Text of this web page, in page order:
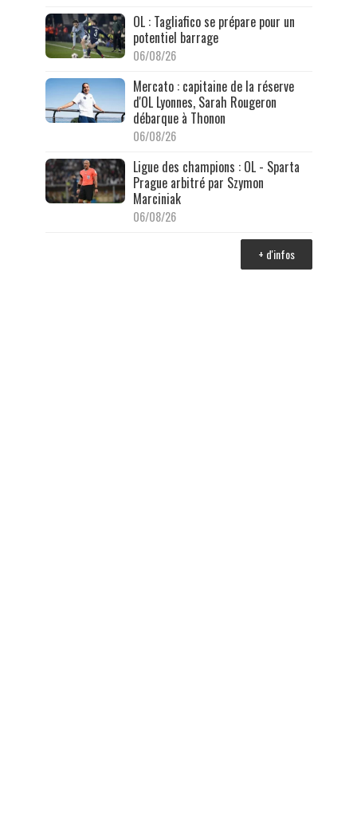
OL : Tagliafico se prépare pour un
potentiel barrage
06/08/26
Mercato : capitaine de la réserve
d'OL Lyonnes, Sarah Rougeron
débarque à Thonon
06/08/26
Ligue des champions : OL - Sparta
Prague arbitré par Szymon
Marciniak
06/08/26
+ d'infos